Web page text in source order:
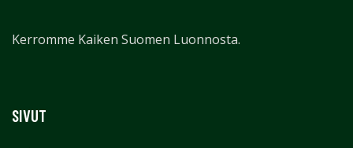
Kerromme Kaiken Suomen Luonnosta.
SIVUT